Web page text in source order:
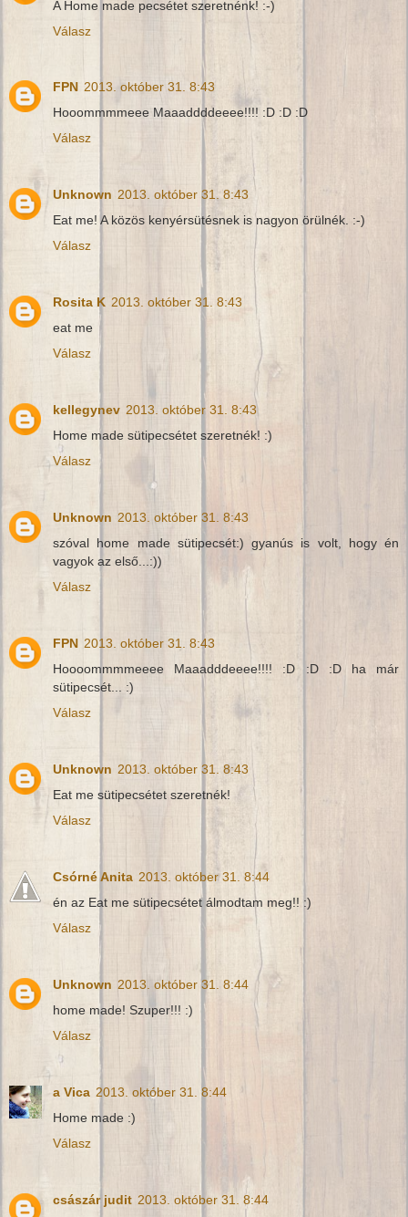
A Home made pecsétet szeretnénk! :-)
Válasz
FPN 2013. október 31. 8:43
Hooommmmeee Maaaddddeeee!!!! :D :D :D
Válasz
Unknown 2013. október 31. 8:43
Eat me! A közös kenyérsütésnek is nagyon örülnék. :-)
Válasz
Rosita K 2013. október 31. 8:43
eat me
Válasz
kellegynev 2013. október 31. 8:43
Home made sütipecsétet szeretnék! :)
Válasz
Unknown 2013. október 31. 8:43
szóval home made sütipecsét:) gyanús is volt, hogy én
vagyok az első...:))
Válasz
FPN 2013. október 31. 8:43
Hoooommmmeeee Maaadddeeee!!!! :D :D :D ha már
sütipecsét... :)
Válasz
Unknown 2013. október 31. 8:43
Eat me sütipecsétet szeretnék!
Válasz
Csórné Anita 2013. október 31. 8:44
én az Eat me sütipecsétet álmodtam meg!! :)
Válasz
Unknown 2013. október 31. 8:44
home made! Szuper!!! :)
Válasz
a Vica 2013. október 31. 8:44
Home made :)
Válasz
császár judit 2013. október 31. 8:44